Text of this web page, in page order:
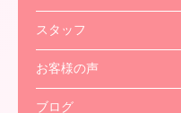
スタッフ
お客様の声
ブログ